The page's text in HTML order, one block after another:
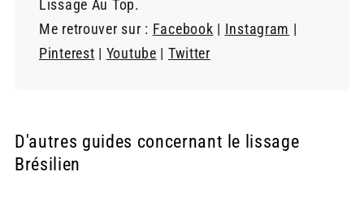
Lissage Au Top.
Me retrouver sur : Facebook | Instagram |
Pinterest | Youtube | Twitter
D'autres guides concernant le lissage
Brésilien